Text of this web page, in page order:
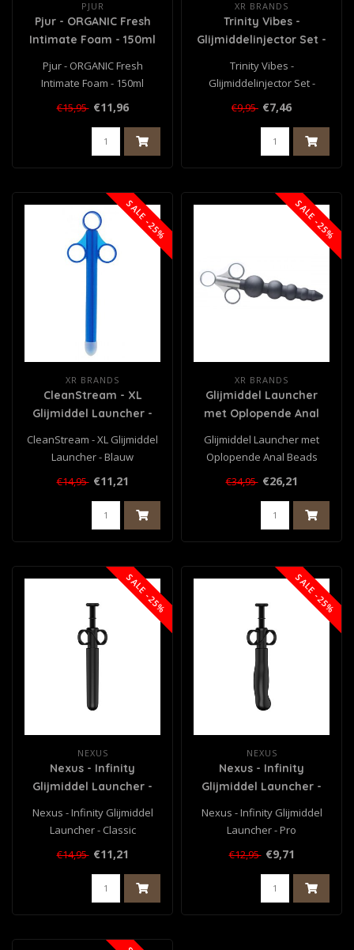
PJUR
Pjur - ORGANIC Fresh
Intimate Foam - 150ml
Pjur - ORGANIC Fresh
Intimate Foam - 150ml
€15,95 €11,96
XR BRANDS
Trinity Vibes -
Glijmiddelinjector Set -
Trinity Vibes -
Glijmiddelinjector Set -
Blauw (3 stuks)
€9,95 €7,46
SALE -25%
XR BRANDS
CleanStream - XL
Glijmiddel Launcher -
CleanStream - XL Glijmiddel
Launcher - Blauw
€14,95 €11,21
SALE -25%
XR BRANDS
Glijmiddel Launcher
met Oplopende Anal
Glijmiddel Launcher met
Oplopende Anal Beads
€34,95 €26,21
SALE -25%
NEXUS
Nexus - Infinity
Glijmiddel Launcher -
Nexus - Infinity Glijmiddel
Launcher - Classic
€14,95 €11,21
SALE -25%
NEXUS
Nexus - Infinity
Glijmiddel Launcher -
Nexus - Infinity Glijmiddel
Launcher - Pro
€12,95 €9,71